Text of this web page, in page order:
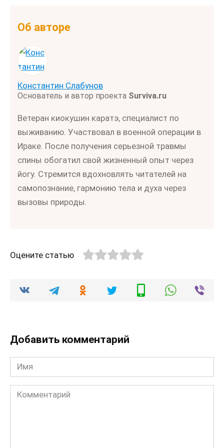
Об авторе
Константин Слабунов
Основатель и автор проекта Surviva.ru
Ветеран киокушин каратэ, специалист по
выживанию. Участвовал в военной операции в
Ираке. После получения серьезной травмы
спины обогатил свой жизненный опыт через
йогу. Стремится вдохновлять читателей на
самопознание, гармонию тела и духа через
вызовы природы.
Оцените статью
Добавить комментарий
Имя
Комментарий